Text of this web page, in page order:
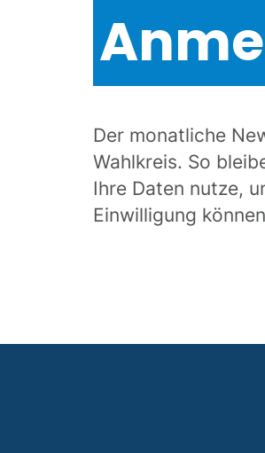
Der monatliche
Wahlkreis. So
Ihre Daten nutze,
Einwilligung